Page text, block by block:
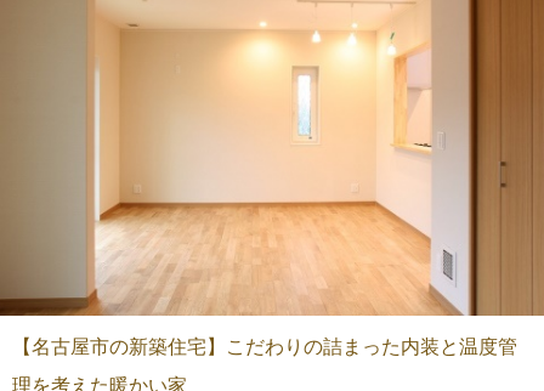
【名古屋市の新築住宅】こだわりの詰まった内装と温度管
理を考えた暖かい家